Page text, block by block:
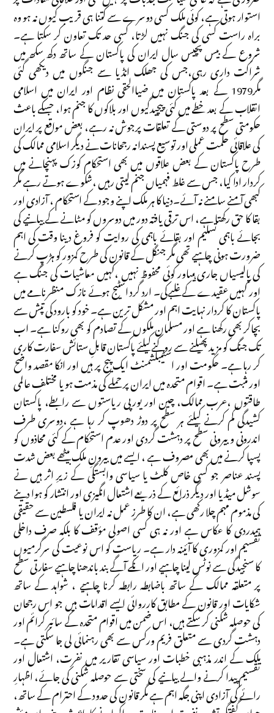
استوار ہوتی ہے، کوئی ملک کسی دوسرے سے کتنا ہی قریب کیوں نہ ہو وہ
براہ راست کسی کی جنگ نہیں لڑتا، کسی حد تک تعاون کر سکتا ہے۔
شروع کے بیس پچیس سال ایران کی پاکستان کے ساتھ دکھ سکھ میں
شراکت داری رہی،جس کی جھلک انڈیا سے جنگوں میں دیکھی گئی
مگر1979 کے بعد پاکستان میں ضیاالحقی نظام اور ایران میں اسلامی
انقلاب کے بعد خطے میں کئی پیچیدگیوں اور بلاکوں کا جنم ہوا، جسکے باعث
حکومتی سطح پر دوستی کے تعلقات پرجوش نہ رہے، بعض مواقع پر ایران
کی علاقائی حکمت عملی اور توسیع پسندانہ رجحانات نے دیگر اسلامی ممالک کی
طرح پاکستان کے بعض علاقوں میں بھی استحکام کوزک پہنچانے میں
کردار ادا کیا، جس سے غلط فہمیاں جنم لیتی رہیں ،شکوے ہوتے رہے مگر
کبھی آمنے سامنے نہ آئے۔دنیا کا ہر ملک اپنے وجود کے استحکام ، آزادی اور
بقا کا حق رکھتا ہے، اس ترقی یافتہ دور میں دوسروں کو مٹانے کے بیانیے کی
بجائے باہمی تسلیم اور بقائے باہمی کی روایت کو فروغ دینا وقت کی اہم
ضرورت ہونی چاہیے تھی مگر جنگل کے قانون کی طرح کمزور کو ہڑپ کرنے
کی پالیسیاں جاری ہیںاور کوئی محفوظ نہیں ،کہیں معاشیات کی جنگ ہے
اور کہیں عقیدے کے غلبےکی۔ ارد گرد اسٹیج ہوئے نازک منظرنامے میں
پاکستان کا کردار نہایت اہم اور مشکل ترین ہے۔ خود کو بارود کی تپش سے
بچاکر بھی رکھنا ہے اور مسلمان ملکوں کے تصادم کو بھی روکنا ہے۔ اب
تک جنگ کو مزید پھیلنے سے روکنےکیلئے پاکستان قابلِ ستائش سفارت کاری
کر رہا ہے۔ حکومت اور اسٹیبلشمنٹ ایک پیج پر ہیں اور انکا مقصد واضح
اور مثبت ہے۔ اقوام متحدہ میں ایران پر حملے کی مذمت ہو یا مختلف عالمی
طاقتوں ،عرب ممالک، چین اور یورپی ریاستوں سے رابطے، پاکستان
کشیدگی کم کرنے کیلئے ہر سطح پر دوڑ دھوپ کر رہا ہے ،دوسری طرف
اندرونی و بیرونی سطح پر دہشت گردی اور عدم استحکام کے کئی محاذوں کو
پسپا کرنے میں بھی مصروف ہے ، ایسے میں بیرونِ ملک بیٹھے بعض شدت
پسند عناصر جو کسی خاص کلٹ یا سیاسی وابستگی کے زیرِ اثر ہیں نے
سوشل میڈیا اور دیگر ذرائع کے ذریعے اشتعال انگیزی اور انتشار کو ہوا دینے
کی مذموم مہم چلا رکھی ہے، ان کا طرزِ عمل نہ ایران یا فلسطین سے حقیقی
ہمدردی کا عکاس ہے اور نہ ہی کسی اصولی مؤقف کا بلکہ صرف داخلی
تقسیم اور کمزوری کا آئینہ دار ہے۔ ریاست کو اس نوعیت کی سرگرمیوں
کا سنجیدگی سے نوٹس لینا چاہیے اور انکے آگے بند باندھنا چاہیے سفارتی سطح
پر متعلقہ ممالک کے ساتھ باضابطہ رابطہ کرنا چاہیے ، شواہد کے ساتھ
شکایات اور قانون کے مطابق کارروائی ایسے اقدامات ہیں جو اس رجحان
کی حوصلہ شکنی کر سکتے ہیں، اس ضمن میں اقوام متحدہ کے سائبر کرائم اور
دہشت گردی سے متعلق فریم ورکس سے بھی رہنمائی لی جا سکتی ہے۔
ملک کے اندر مذہبی خطبات اور سیاسی تقاریر میں نفرت، اشتعال اور
تقسیم پیدا کرنے والے بیانیے کی سختی سے حوصلہ شکنی کی جائے، اظہارِ
رائے کی آزادی اپنی جگہ اہم ہے مگر قانون کی حدود کے احترام کے ساتھ،